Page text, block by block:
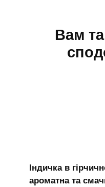
Вам
Індичка в
ароматна та